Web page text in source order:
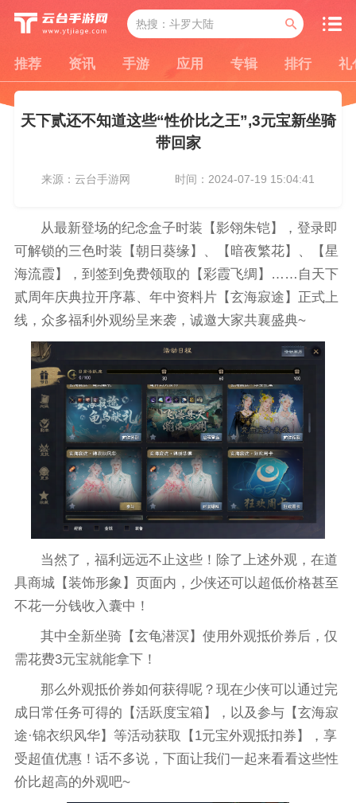
推荐 资讯 手游 应用 专辑 排行 礼
天下贰还不知道这些“性价比之王”,3元宝新坐骑
带回家
来源：云台手游网 时间：2024-07-19 15:04:41
从最新登场的纪念盒子时装【影翎朱铠】，登录即
可解锁的三色时装【朝日葵缘】、【暗夜繁花】、【星
海流霞】，到签到免费领取的【彩霞飞绸】……自天下
贰周年庆典拉开序幕、年中资料片【玄海寂途】正式上
线，众多福利外观纷呈来袭，诚邀大家共襄盛典~
当然了，福利远远不止这些！除了上述外观，在道
具商城【装饰形象】页面内，少侠还可以超低价格甚至
不花一分钱收入囊中！
其中全新坐骑【玄龟潜溟】使用外观抵价券后，仅
需花费3元宝就能拿下！
那么外观抵价券如何获得呢？现在少侠可以通过完
成日常任务可得的【活跃度宝箱】，以及参与【玄海寂
途·锦衣织风华】等活动获取【1元宝外观抵扣券】，享
受超值优惠！话不多说，下面让我们一起来看看这些性
价比超高的外观吧~